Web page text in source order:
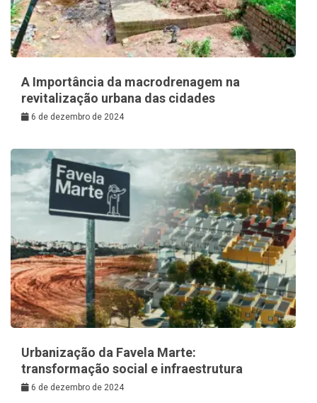
A Importância da macrodrenagem na
revitalização urbana das cidades
6 de dezembro de 2024
Urbanização da Favela Marte:
transformação social e infraestrutura
6 de dezembro de 2024